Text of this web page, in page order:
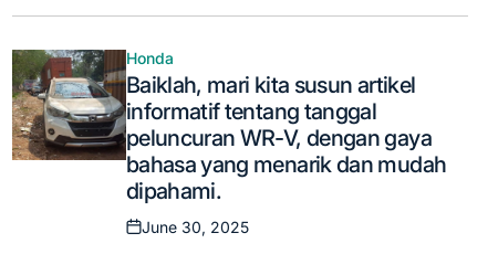
Posted
in
Honda
Baiklah, mari kita susun artikel
informatif tentang tanggal
peluncuran WR-V, dengan gaya
bahasa yang menarik dan mudah
dipahami.
Posted
June 30, 2025